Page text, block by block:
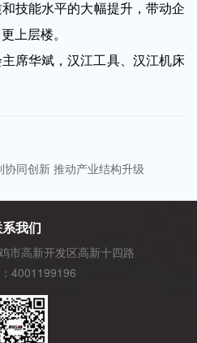
技能水平的大幅提升，带动企
上层楼。
席华斌，汉江工具、汉江机床
同创新 推动产业结构升级
我们
市高新开发区高新十四路
4001199196